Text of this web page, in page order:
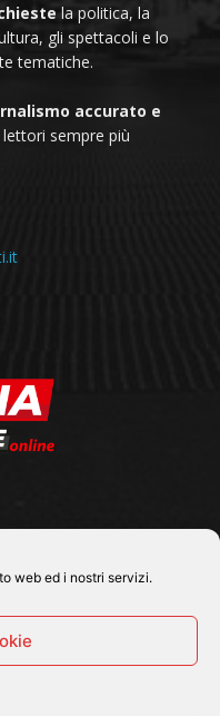
web ed i nostri servizi.
la politica, la
gli spettacoli e lo
tematiche.
accurato e
sempre più
.online |